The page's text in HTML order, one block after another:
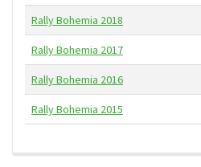
Rally Bohemia 2018
Rally Bohemia 2017
Rally Bohemia 2016
Rally Bohemia 2015